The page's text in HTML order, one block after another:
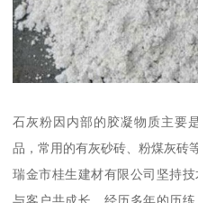
石灰粉因内部的胶凝物质主要
品，常用的有灰砂砖、粉煤灰砖等
瑞金市桂生建材有限公司坚持